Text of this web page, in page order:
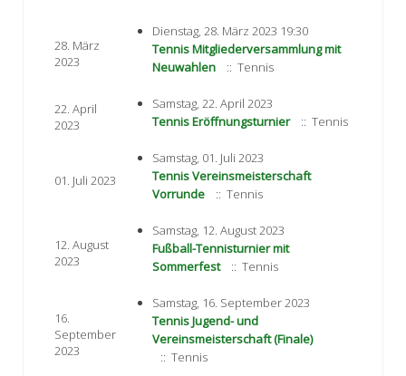
28. März
2023
Dienstag, 28. März 2023 19:30
Tennis Mitgliederversammlung mit
Neuwahlen
:: Tennis
22. April
2023
Samstag, 22. April 2023
Tennis Eröffnungsturnier
:: Tennis
01. Juli 2023
Samstag, 01. Juli 2023
Tennis Vereinsmeisterschaft
Vorrunde
:: Tennis
12. August
2023
Samstag, 12. August 2023
Fußball-Tennisturnier mit
Sommerfest
:: Tennis
16.
September
2023
Samstag, 16. September 2023
Tennis Jugend- und
Vereinsmeisterschaft (Finale)
:: Tennis